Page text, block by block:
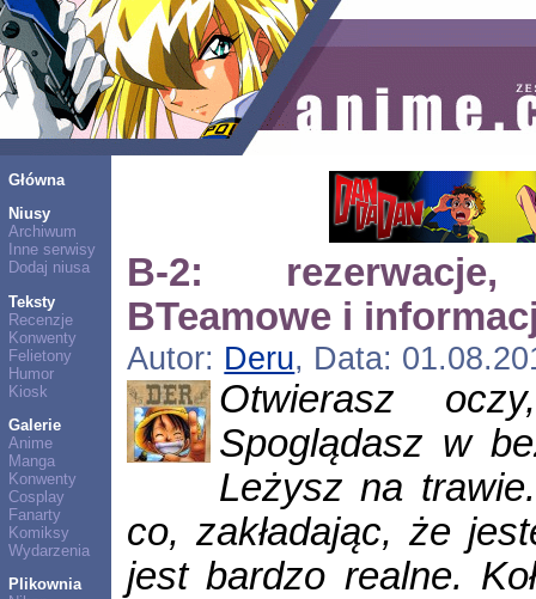
Główna
Niusy
Archiwum
Inne serwisy
Dodaj niusa
Teksty
Recenzje
Konwenty
Felietony
Humor
Kiosk
Galerie
Anime
Manga
Konwenty
Cosplay
Fanarty
Komiksy
Wydarzenia
Plikownia
B-2:
BTeamowe i
Autor: Deru, Data:
Otwierasz
Spoglądasz w
Leżysz na
co, zakładając, że
jest bardzo realne.